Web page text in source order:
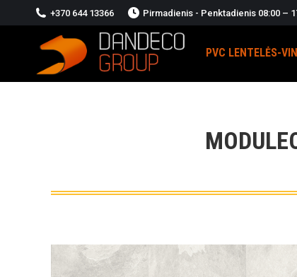
+370 644 13366 Pirmadienis - Penktadienis 08:00 –
PVC LENTELĖS-